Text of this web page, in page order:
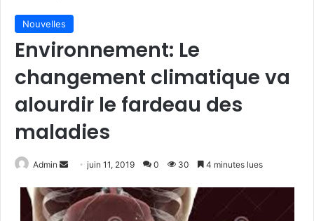
Nouvelles
Environnement: Le
changement climatique va
alourdir le fardeau des
maladies
Admin
v
juin 11, 2019 0 30 4 minutes lues